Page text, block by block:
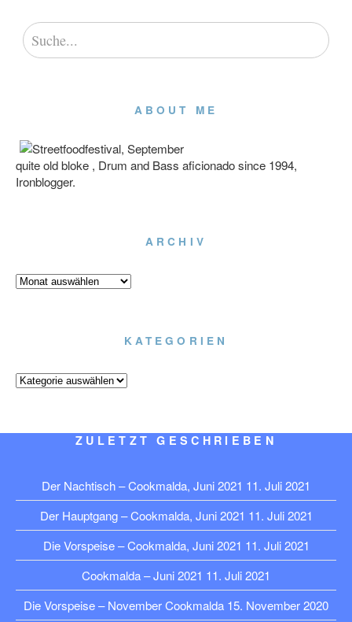
ABOUT ME
quite old bloke , Drum and Bass aficionado since 1994,
Ironblogger.
ARCHIV
Archiv
KATEGORIEN
Kategorien
ZULETZT GESCHRIEBEN
Der Nachtisch – Cookmalda, Juni 2021 11. Juli 2021
Der Hauptgang – Cookmalda, Juni 2021 11. Juli 2021
Die Vorspeise – Cookmalda, Juni 2021 11. Juli 2021
Cookmalda – Juni 2021 11. Juli 2021
Die Vorspeise – November Cookmalda 15. November 2020